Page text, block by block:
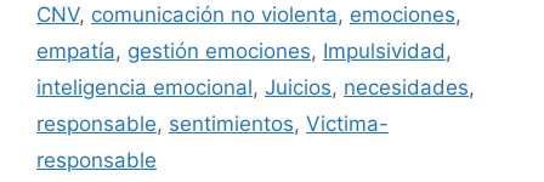
CNV, comunicación no violenta, emociones,
empatía, gestión emociones, Impulsividad ,
inteligencia emocional, Juicios, necesidades,
responsable, sentimientos, Victima-
responsable